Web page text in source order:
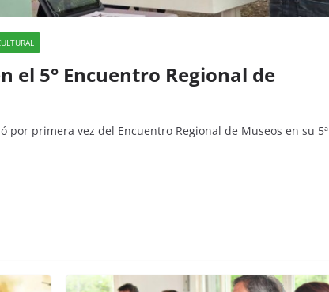
el 5° Encuentro Regional de
primera vez del Encuentro Regional de Museos en su 5ª